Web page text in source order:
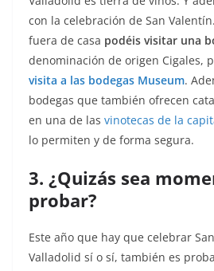
con la celebración de San
fuera de casa podéis visitar una
denominación de origen Cigales,
visita a las bodegas Museum.
bodegas que también ofrecen
en una de las vinotecas de la
lo permiten y de forma segura.
3. ¿Quizás sea
probar?
Este año que hay que celebrar
Valladolid sí o sí, también es